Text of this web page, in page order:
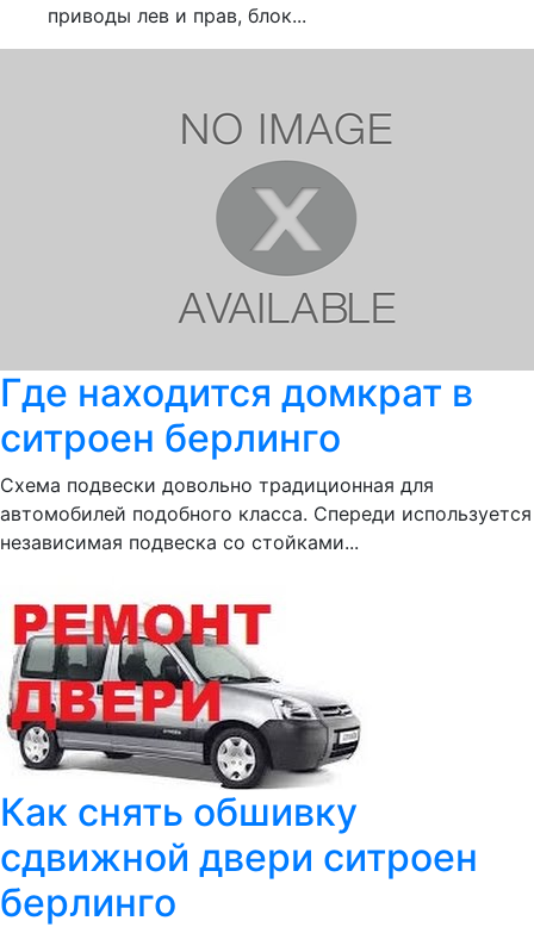
приводы лев и прав, блок...
Где находится домкрат в
ситроен берлинго
Схема подвески довольно традиционная для
автомобилей подобного класса. Спереди используется
независимая подвеска со стойками...
Как снять обшивку
сдвижной двери ситроен
берлинго